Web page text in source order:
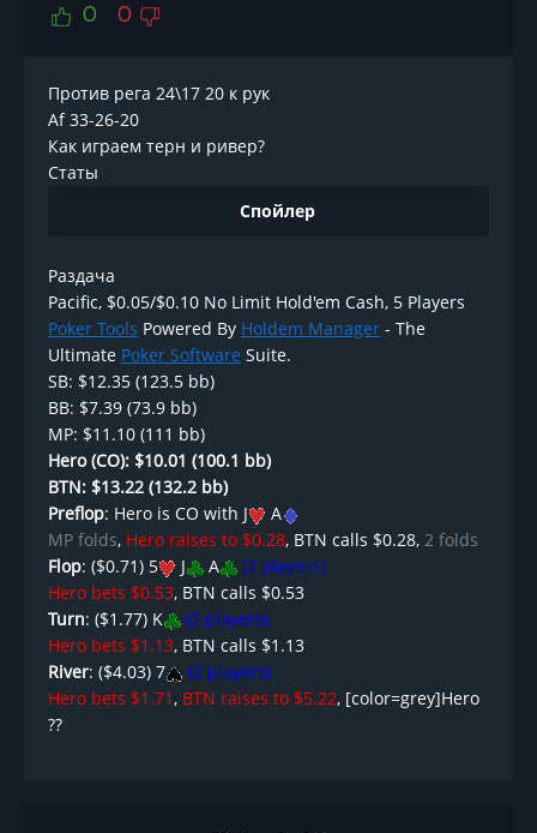
0 0
Против рега 24\17 20 к рук
Af 33-26-20
Как играем терн и ривер?
Cтаты
Спойлер
Раздача
Pacific, $0.05/$0.10 No Limit Hold'em Cash, 5 Players
Poker Tools Powered By Holdem Manager - The
Ultimate Poker Software Suite.
SB: $12.35 (123.5 bb)
BB: $7.39 (73.9 bb)
MP: $11.10 (111 bb)
Hero (CO): $10.01 (100.1 bb)
BTN: $13.22 (132.2 bb)
Preflop: Hero is CO with J
A
MP folds, Hero raises to $0.28, BTN calls $0.28, 2 folds
Flop: ($0.71) 5 J A
(2 players)
Hero bets $0.53, BTN calls $0.53
Turn: ($1.77) K
(2 players)
Hero bets $1.13, BTN calls $1.13
River: ($4.03) 7
(2 players)
Hero bets $1.71, BTN raises to $5.22, [color=grey]Hero
??